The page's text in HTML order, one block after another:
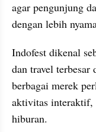
agar pengunjung
dengan lebih
Indofest dikenal
dan travel terbesar
berbagai merek
aktivitas interaktif,
hiburan.